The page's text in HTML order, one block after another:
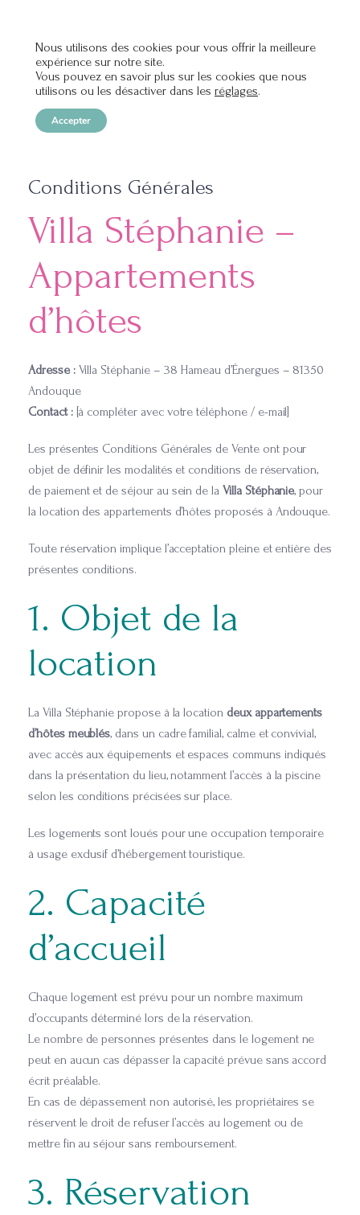
Conditions Générales
Villa Stéphanie –
Appartements
d’hôtes
Adresse :Villa Stéphanie – 38 Hameau d’Énergues – 81350
Andouque
Contact :[à compléter avec votre téléphone / e-mail]
Les présentes Conditions Générales de Vente ont pour
objet de définir les modalités et conditions de réservation,
de paiement et de séjour au sein de laVilla Stéphanie, pour
la location des appartements d’hôtes proposés à Andouque.
Toute réservation implique l’acceptation pleine et entière des
présentes conditions.
1. Objet de la
location
La Villa Stéphanie propose à la location deux appartements
d’hôtes meublés, dans un cadre familial, calme et convivial,
avec accès aux équipements et espaces communs indiqués
dans la présentation du lieu, notamment l’accès à la piscine
selon les conditions précisées sur place.
Les logements sont loués pour une occupation temporaire
à usage exclusif d’hébergement touristique.
2. Capacité
d’accueil
Chaque logement est prévu pour un nombre maximum
d’occupants déterminé lors de la réservation.
Le nombre de personnes présentes dans le logement ne
peut en aucun cas dépasser la capacité prévue sans accord
écrit préalable.
En cas de dépassement non autorisé, les propriétaires se
réservent le droit de refuser l’accès au logement ou de
mettre fin au séjour sans remboursement.
3. Réservation
Nous utilisons des cookies pour vous offrir la meilleure
expérience sur notre site.
Vous pouvez en savoir plus sur les cookies que nous
utilisons ou les désactiver dans les réglages.
Accepter